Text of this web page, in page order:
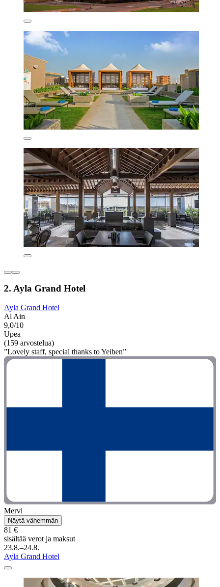
2. Ayla Grand Hotel
Ayla Grand Hotel
Al Ain
9,0/10
Upea
(159 arvostelua)
”Lovely staff, special thanks to Yeiben”
Mervi
Näytä vähemmän
81 €
sisältää verot ja maksut
23.8.–24.8.
Ayla Grand Hotel